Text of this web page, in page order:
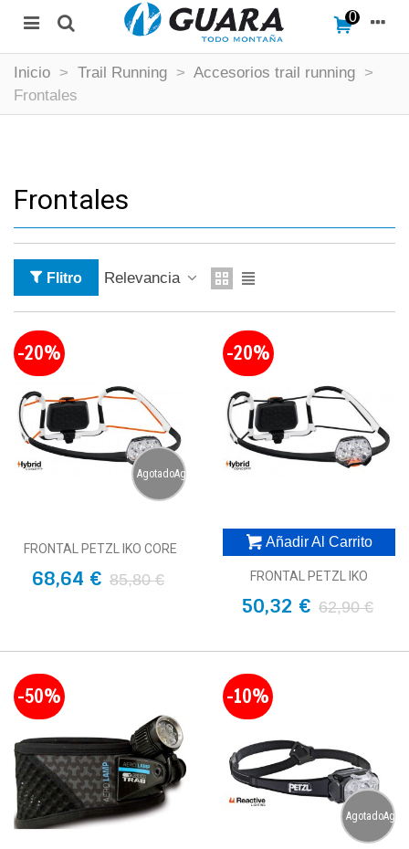
0
Inicio > Trail Running > Accesorios trail running >
Frontales
Frontales
Flitro Relevancia
AgotadoAgotado
-20%
FRONTAL PETZL IKO CORE
68,64 € 85,80 €
-20%
Añadir Al Carrito
FRONTAL PETZL IKO
50,32 € 62,90 €
-50% -10%